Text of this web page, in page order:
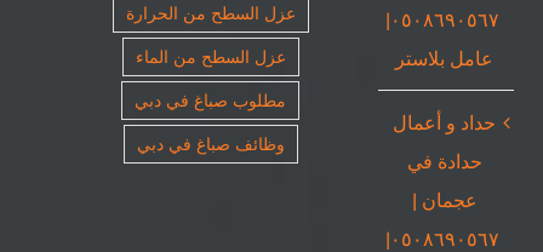
٠٥٠٨٦٩٠٥٦٧|
عامل بلاستر
حداد و أعمال
حدادة في
عجمان |
٠٥٠٨٦٩٠٥٦٧|
عزل السطح من الحرارة
عزل السطح من الماء
مطلوب صباغ في دبي
وظائف صباغ في دبي